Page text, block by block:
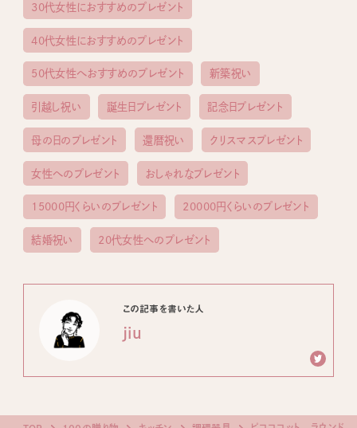
30代女性におすすめのプレゼント
40代女性におすすめのプレゼント
50代女性へおすすめのプレゼント 新築祝い
引越し祝い 誕生日プレゼント 記念日プレゼント
母の日のプレゼント 還暦祝い クリスマスプレゼント
女性へのプレゼント おしゃれなプレゼント
15000円くらいのプレゼント 20000円くらいのプレゼント
結婚祝い 20代女性へのプレゼント
この記事を書いた人
jiu